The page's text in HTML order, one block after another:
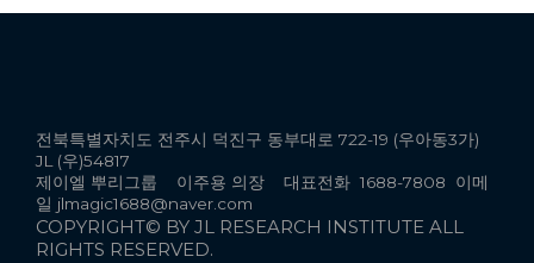
전북특별자치도 전주시 덕진구 동부대로 722-19 (우아동3가)
JL (우)54817
제이엘 뿌리그룹 이주용 의장 대표전화 1688-7808 이메
일 jlmagic1688@naver.com
COPYRIGHT© BY JL RESEARCH INSTITUTE ALL
RIGHTS RESERVED.